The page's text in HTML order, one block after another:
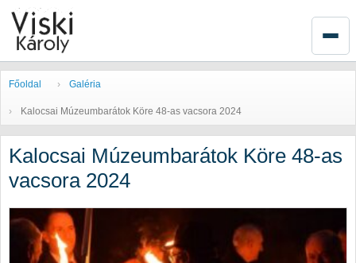
Főoldal Galéria
Kalocsai Múzeumbarátok Köre 48-as vacsora 2024
Kalocsai Múzeumbarátok Köre 48-as
vacsora 2024